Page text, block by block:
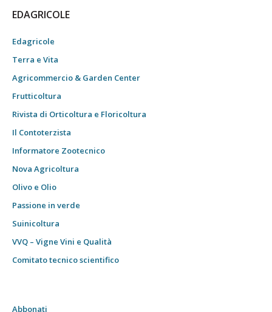
EDAGRICOLE
Edagricole
Terra e Vita
Agricommercio & Garden Center
Frutticoltura
Rivista di Orticoltura e Floricoltura
Il Contoterzista
Informatore Zootecnico
Nova Agricoltura
Olivo e Olio
Passione in verde
Suinicoltura
VVQ – Vigne Vini e Qualità
Comitato tecnico scientifico
Abbonati